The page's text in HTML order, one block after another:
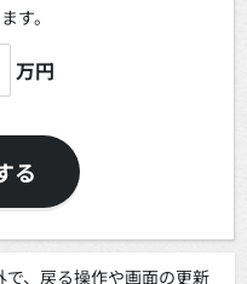
す。
万円
る
、戻る操作や画面の更新